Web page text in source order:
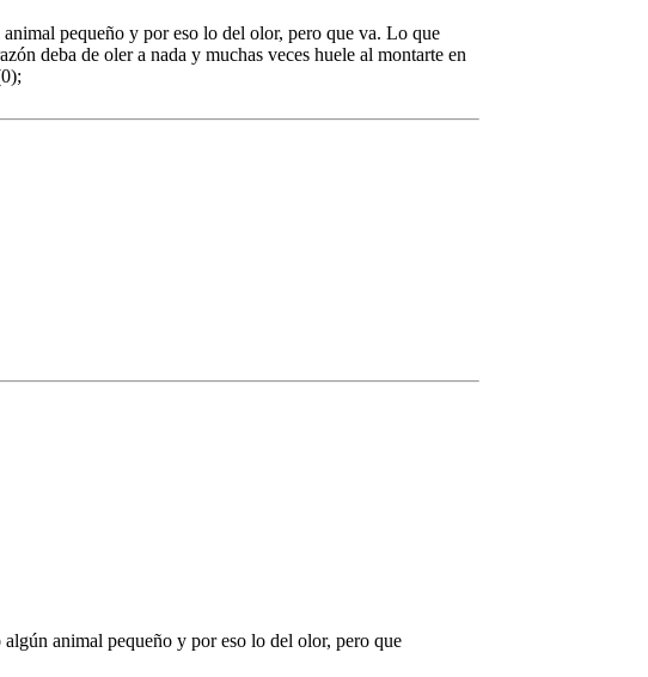
pequeño y por eso lo del olor, pero que va. Lo que
deba de oler a nada y muchas veces huele al montarte en
animal pequeño y por eso lo del olor, pero que